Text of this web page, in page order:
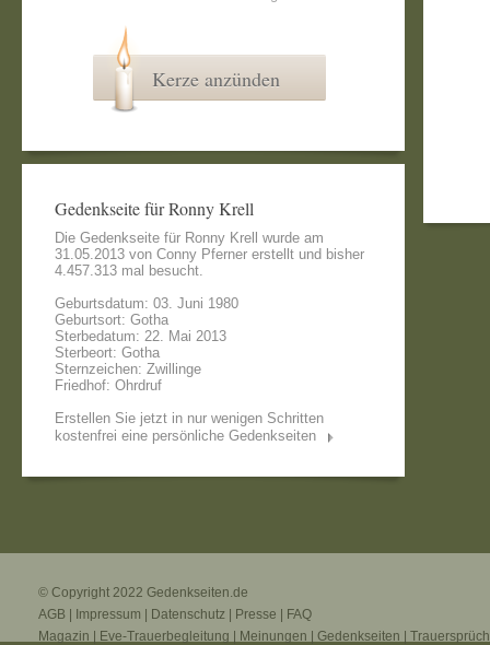
Kerze anzünden
Gedenkseite für Ronny Krell
Die Gedenkseite für Ronny Krell wurde am
31.05.2013 von Conny Pferner erstellt und bisher
4.457.313 mal besucht.
Geburtsdatum: 03. Juni 1980
Geburtsort: Gotha
Sterbedatum: 22. Mai 2013
Sterbeort: Gotha
Sternzeichen: Zwillinge
Friedhof: Ohrdruf
Erstellen Sie jetzt in nur wenigen Schritten
kostenfrei eine persönliche Gedenkseiten
© Copyright 2022 Gedenkseiten.de
AGB
Impressum Datenschutz Presse
FAQ
Magazin
Eve-Trauerbegleitung Meinungen Gedenkseiten